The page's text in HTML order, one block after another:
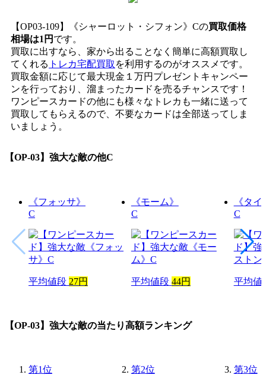
【OP03-109】《シャーロット・シフォン》Cの買取価格
相場は1円 です。
買取に出すなら、家から出ることなく簡単に高額買取し
てくれる トレカ宅配買取 を利用するのがオススメです。
買取金額に応じて最大現金１万円プレゼントキャンペー
ンを行っており、溜まったカードを売るチャンスです！
ワンピースカードの他にも様々なトレカも一緒に送って
買取してもらえるので、不要なカードは全部送ってしま
いましょう。
【OP-03】強大な敵の他C
《フォッサ》
C
平均値段 27円
《モーム》
C
平均値段 44円
《タ
C
平均値
【OP-03】強大な敵の当たり高額ランキング
第1位 第2位 第3位